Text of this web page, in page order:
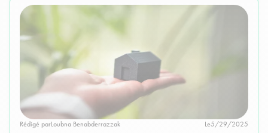
Rédigé parLoubna Benabderrazzak Le5/29/2025